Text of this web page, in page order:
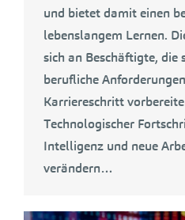
und bietet damit einen
lebenslangem Lernen.
sich an Beschäftigte, die
berufliche
Karriereschritt
Technologischer
Intelligenz und neue
verändern…